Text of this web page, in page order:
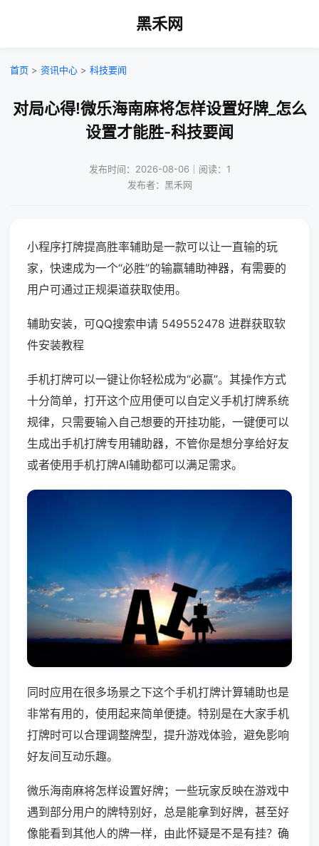
黑禾网
首页 > 资讯中心 > 科技要闻
对局心得!微乐海南麻将怎样设置好牌_怎么
设置才能胜-科技要闻
发布时间：2026-08-06｜阅读：1
发布者：黑禾网
小程序打牌提高胜率辅助是一款可以让一直输的玩
家，快速成为一个“必胜”的输赢辅助神器，有需要的
用户可通过正规渠道获取使用。
辅助安装，可QQ搜索申请 549552478 进群获取软
件安装教程
手机打牌可以一键让你轻松成为“必赢”。其操作方式
十分简单，打开这个应用便可以自定义手机打牌系统
规律，只需要输入自己想要的开挂功能，一键便可以
生成出手机打牌专用辅助器，不管你是想分享给好友
或者使用手机打牌AI辅助都可以满足需求。
同时应用在很多场景之下这个手机打牌计算辅助也是
非常有用的，使用起来简单便捷。特别是在大家手机
打牌时可以合理调整牌型，提升游戏体验，避免影响
好友间互动乐趣。
微乐海南麻将怎样设置好牌；一些玩家反映在游戏中
遇到部分用户的牌特别好，总是能拿到好牌，甚至好
像能看到其他人的牌一样，由此怀疑是不是有挂？确